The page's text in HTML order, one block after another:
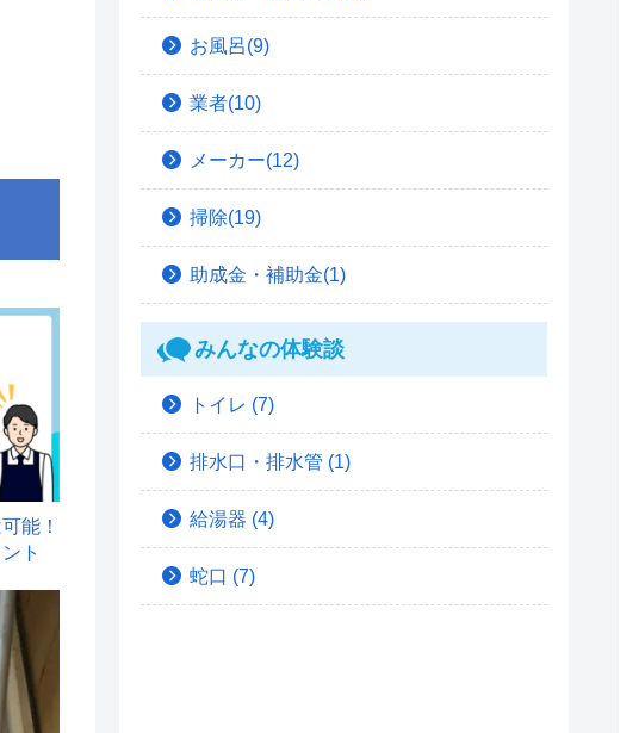
能！
ト
お風呂(9)
業者(10)
メーカー(12)
掃除(19)
助成金・補助金(1)
みんなの体験談
トイレ (7)
排水口・排水管 (1)
給湯器 (4)
蛇口 (7)